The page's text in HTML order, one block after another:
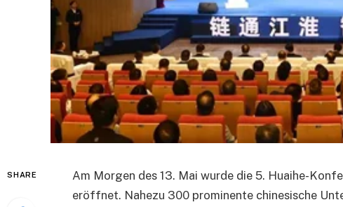
SHARE
Am Morgen des 13. Mai wurde die 5. Huaihe-
eröffnet. Nahezu 300 prominente chinesische